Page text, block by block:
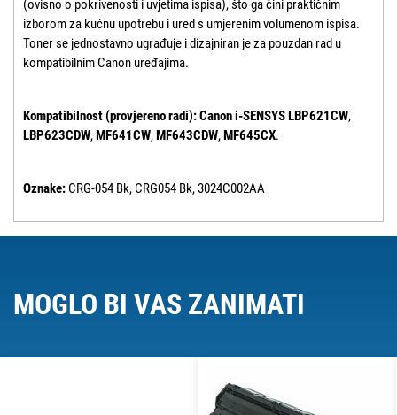
(ovisno o pokrivenosti i uvjetima ispisa), što ga čini praktičnim
izborom za kućnu upotrebu i ured s umjerenim volumenom ispisa.
Toner se jednostavno ugrađuje i dizajniran je za pouzdan rad u
kompatibilnim Canon uređajima.
Kompatibilnost (provjereno radi):Canon i-SENSYS LBP621CW,
LBP623CDW, MF641CW, MF643CDW, MF645CX.
Oznake:CRG-054 Bk, CRG054 Bk, 3024C002AA
MOGLO BI VAS ZANIMATI